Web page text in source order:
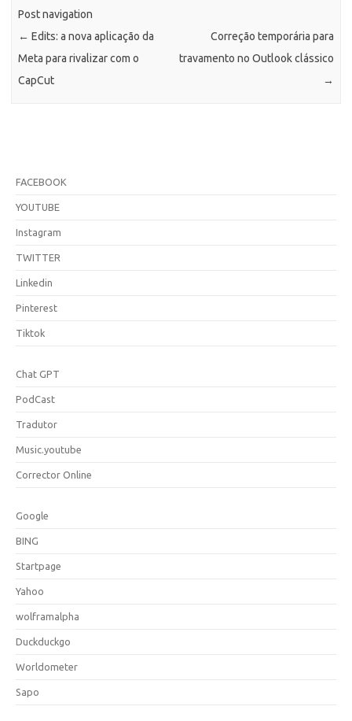
Post navigation
← Edits: a nova aplicação da
Meta para rivalizar com o
CapCut
Correção temporária para
travamento no Outlook clássico
→
FACEBOOK
YOUTUBE
Instagram
TWITTER
Linkedin
Pinterest
Tiktok
Chat GPT
PodCast
Tradutor
Music.youtube
Corrector Online
Google
BING
Startpage
Yahoo
wolframalpha
Duckduckgo
Worldometer
Sapo